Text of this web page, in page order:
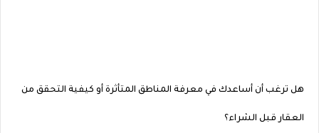
هل ترغب أن أساعدك في معرفة المناطق المتأثرة أو كيفية التحقق من
العقار قبل الشراء؟